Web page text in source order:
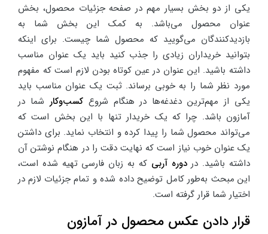
یکی از دو بخش بسیار مهم در صفحه جزئیات محصول، بخش
عنوان محصول می‌باشد. به کمک این بخش شما به
بازدیدکنندگان می‌گویید که محصول شما چیست. برای اینکه
بتوانید خریداران زیادی را جذب کنید باید یک عنوان مناسب
داشته باشید. این عنوان در عین کوتاه بودن لازم است که مفهوم
مورد نظر شما را به خوبی برساند. ثبت یک عنوان مناسب باید
یکی از مهم‌ترین دغدغه‌ها در هنگام شروعکسب‌وکار شما در
آمازون باشد. چرا که یک خریدار تنها با این بخش است که
می‌تواند محصول شما را پیدا کرده و انتخاب نماید. برای داشتن
یک عنوان خوب نیاز است که نهایت دقت را در هنگام نوشتن آن
داشته باشید. دردوره آربی که به زبان فارسی تهیه شده است،
این مبحث به‌طور کامل توضیح داده شده و تمام جزئیات لازم در
اختیار شما قرار گرفته است.
قرار دادن عکس محصول در آمازون